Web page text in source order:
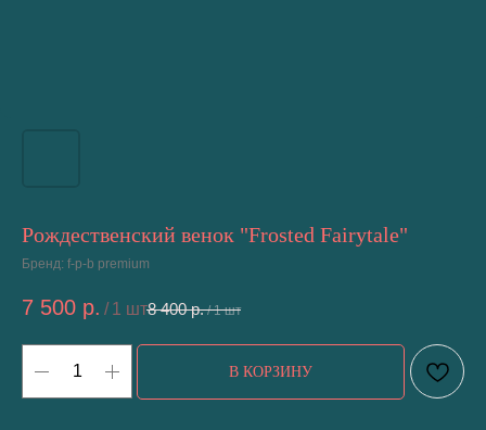
Рождественский венок "Frosted Fairytale"
Бренд: f-p-b premium
7 500 р. / 1 шт8 400 р. / 1 шт
В КОРЗИНУ